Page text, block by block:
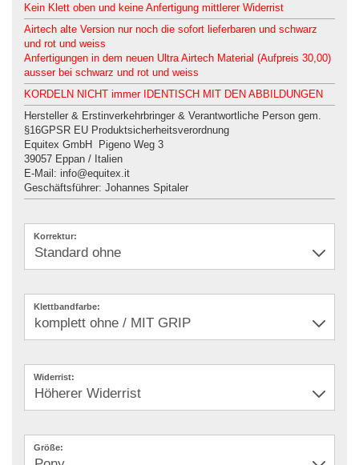
Kein Klett oben und keine Anfertigung mittlerer Widerrist
Airtech alte Version nur noch die sofort lieferbaren und schwarz
und rot und weiss
Anfertigungen in dem neuen Ultra Airtech Material (Aufpreis 30,00)
ausser bei schwarz und rot und weiss
KORDELN NICHT immer IDENTISCH MIT DEN ABBILDUNGEN
Hersteller & Erstinverkehrbringer & Verantwortliche Person gem.
§16GPSR EU Produktsicherheitsverordnung
Equitex GmbH Pigeno Weg 3
39057 Eppan / Italien
E-Mail: info@equitex.it
Geschäftsführer: Johannes Spitaler
Korrektur:
Klettbandfarbe:
Widerrist:
Größe: